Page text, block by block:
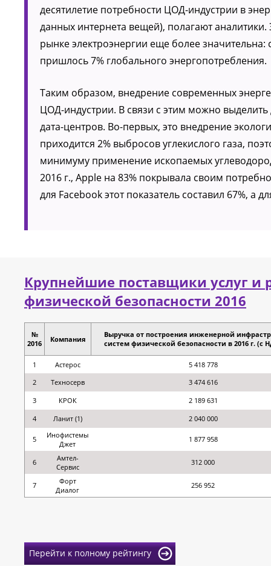
десятилетие потребности ЦОД-индустрии в
данных интернета вещей), полагают
рынке электроэнергии еще более значительна:
пришлось 7% глобального энергопотребления.
Таким образом, внедрение современных
ЦОД-индустрии. В связи с этим можно
дата-центров. Во-первых, это внедрение
приходится 2% выбросов углекислого газа,
минимуму применение ископаемых
2016 г., Apple на 83% покрывала своим
для Facebook этот показатель составил 67%, а
Крупнейшие поставщики услуг и
физической безопасности 2016
№
2016
Компания
Выручка от построения инженерной
систем физической безопасности в 2016 г. (с
1 Астерос
5 418 778
2
Техносерв
3 474 616
3
КРОК
2 189 631
4
Ланит (1) 2 040 000
5
Инофистемы
Джет
1 877 958
6
Амтел-
Сервис
312 000
7
Форт
Диалог
256 952
Перейти к полному рейтингу